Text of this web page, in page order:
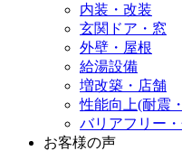
内装・改装
玄関ドア・窓
外壁・屋根
給湯設備
増改築・店舗
性能向上(耐震
バリアフリー
お客様の声